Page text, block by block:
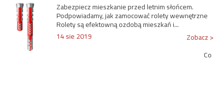
Zabezpiecz mieszkanie przed letnim słońcem.
Podpowiadamy, jak zamocować rolety wewnętrzne
Rolety są efektowną ozdobą mieszkań i...
14 sie 2019
Zobacz >
Co